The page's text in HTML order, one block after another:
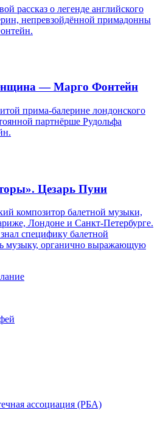
рассказ о легенде английского
непревзойдённой примадонны
— Марго Фонтейн
прима-балерине лондонского
партнёрше Рудольфа
Цезарь Пуни
композитор балетной музыки,
Лондоне и Санкт-Петербурге.
специфику балетной
музыку, органично выражающую
ассоциация (РБА)